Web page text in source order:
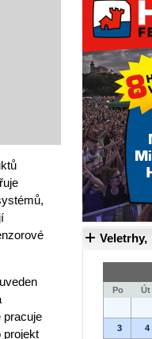
pracuje
projekt
Veletrhy,
Po Út
3 4